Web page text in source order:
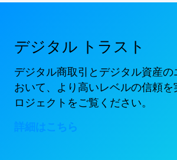
デジタル トラスト
デジタル商取引とデジタル資産
おいて、より高いレベルの信頼
ロジェクトをご覧ください。
詳細はこちら